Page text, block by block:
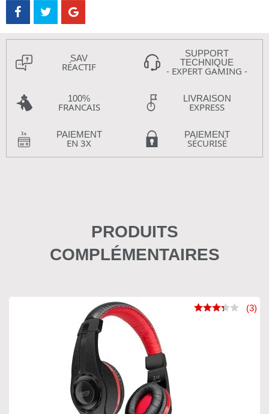
SAV
RÉACTIF
SUPPORT
TECHNIQUE
- EXPERT GAMING -
100%
FRANCAIS
LIVRAISON
EXPRESS
PAIEMENT
EN 3X
PAIEMENT
SÉCURISÉ
PRODUITS
COMPLÉMENTAIRES
(3)